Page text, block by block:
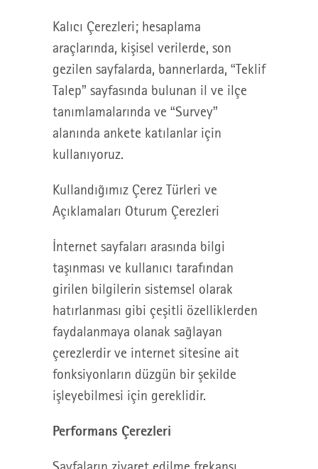
Kalıcı Çerezleri; hesaplama
araçlarında, kişisel verilerde, son
gezilen sayfalarda, bannerlarda, “Teklif
Talep” sayfasında bulunan il ve ilçe
tanımlamalarında ve “Survey”
alanında ankete katılanlar için
kullanıyoruz.
Kullandığımız Çerez Türleri ve
Açıklamaları Oturum Çerezleri
İnternet sayfaları arasında bilgi
taşınması ve kullanıcı tarafından
girilen bilgilerin sistemsel olarak
hatırlanması gibi çeşitli özelliklerden
faydalanmaya olanak sağlayan
çerezlerdir ve internet sitesine ait
fonksiyonların düzgün bir şekilde
işleyebilmesi için gereklidir.
Performans Çerezleri